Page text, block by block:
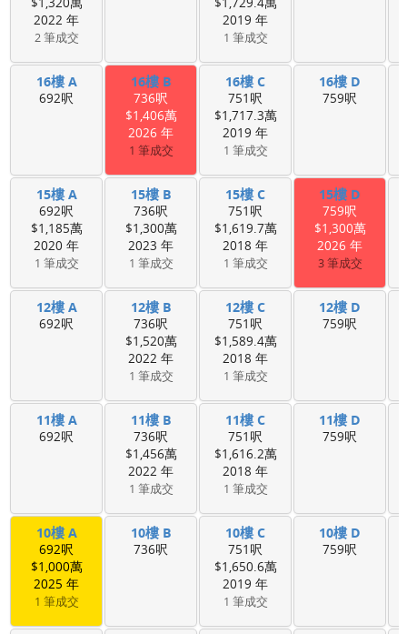
2022 年
2 筆成交
2019 年
1 筆成交
16樓 A
692呎
16樓 B
736呎
$1,406萬
2026 年
1 筆成交
16樓 C
751呎
$1,717.3萬
2019 年
1 筆成交
16樓 D
759呎
15樓 A
692呎
$1,185萬
2020 年
1 筆成交
15樓 B
736呎
$1,300萬
2023 年
1 筆成交
15樓 C
751呎
$1,619.7萬
2018 年
1 筆成交
15樓 D
759呎
$1,300萬
2026 年
3 筆成交
12樓 A
692呎
12樓 B
736呎
$1,520萬
2022 年
1 筆成交
12樓 C
751呎
$1,589.4萬
2018 年
1 筆成交
12樓 D
759呎
11樓 A
692呎
11樓 B
736呎
$1,456萬
2022 年
1 筆成交
11樓 C
751呎
$1,616.2萬
2018 年
1 筆成交
11樓 D
759呎
10樓 A
692呎
$1,000萬
2025 年
1 筆成交
10樓 B
736呎
10樓 C
751呎
$1,650.6萬
2019 年
1 筆成交
10樓 D
759呎